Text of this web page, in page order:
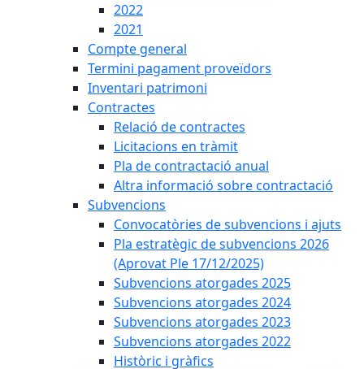
2022
2021
Compte general
Termini pagament proveïdors
Inventari patrimoni
Contractes
Relació de contractes
Licitacions en tràmit
Pla de contractació anual
Altra informació sobre contractació
Subvencions
Convocatòries de subvencions i ajuts
Pla estratègic de subvencions 2026
(Aprovat Ple 17/12/2025)
Subvencions atorgades 2025
Subvencions atorgades 2024
Subvencions atorgades 2023
Subvencions atorgades 2022
Històric i gràfics